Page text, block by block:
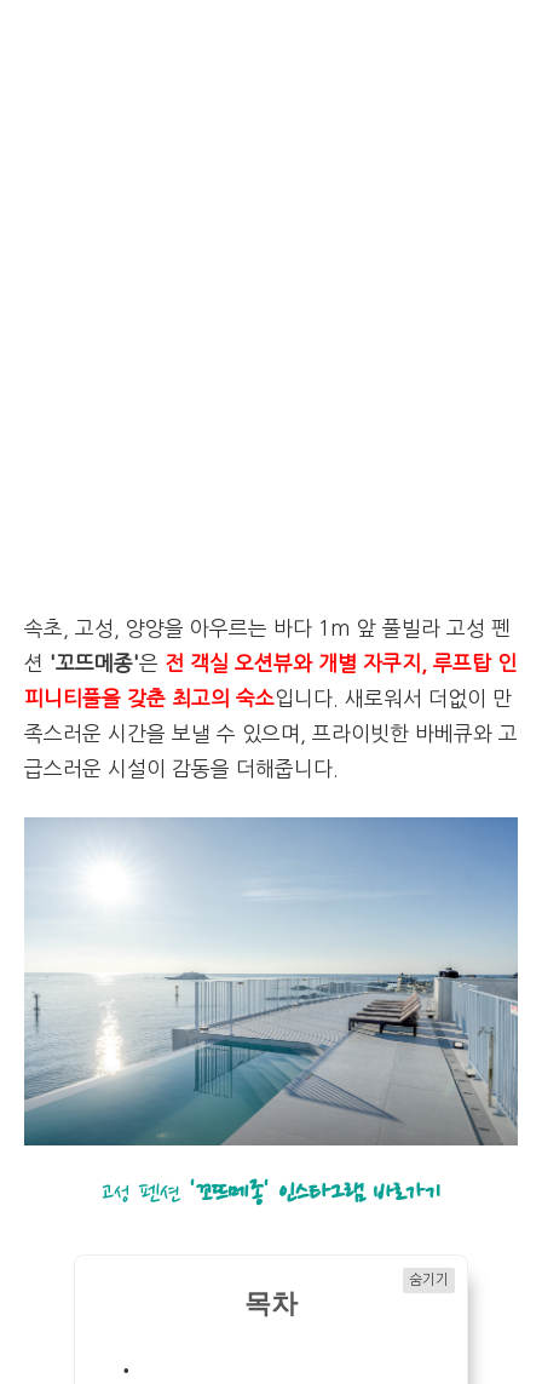
속초, 고성, 양양을 아우르는 바다 1m 앞 풀빌라 고성 펜
션 '꼬뜨메종'은 전 객실 오션뷰와 개별 자쿠지, 루프탑 인
피니티풀을 갖춘 최고의 숙소입니다. 새로워서 더없이 만
족스러운 시간을 보낼 수 있으며, 프라이빗한 바베큐와 고
급스러운 시설이 감동을 더해줍니다.
고성 펜션 '꼬뜨메종' 인스타그램 바로가기
목차
숨기기